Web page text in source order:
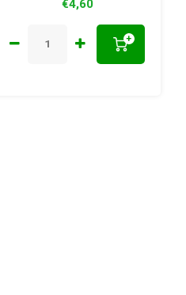
€4,60
+